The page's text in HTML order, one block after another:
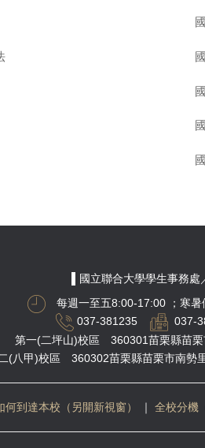
▌國立聯合大學學生事務處
每週一至五8:00-17:00
；寒
037-381235
037-
第一(二坪山)校區 360301苗栗縣苗栗
(八甲)校區 360302苗栗縣苗栗市南勢
何到達本校（另開新視窗） ｜ 全校分機